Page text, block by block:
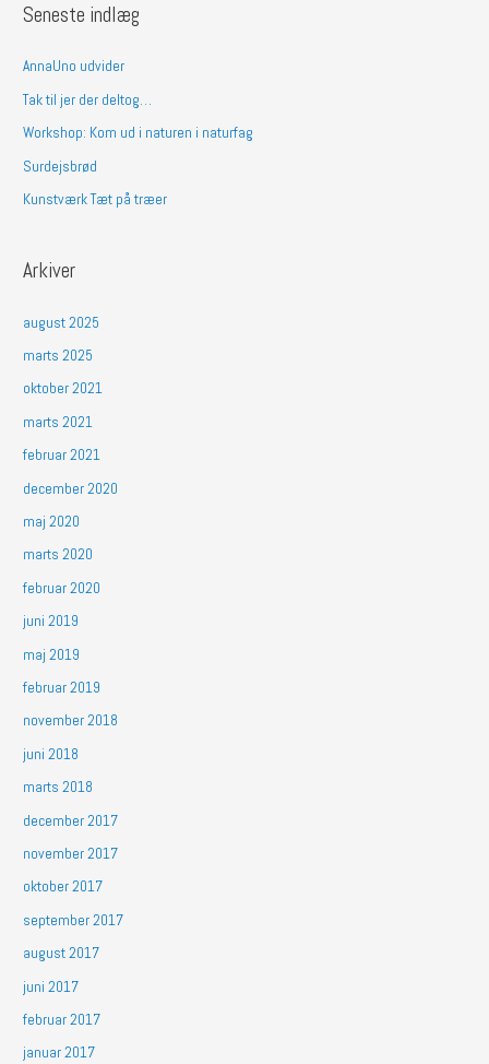
e
f
:
Seneste indlæg
AnnaUno udvider
Tak til jer der deltog…
Workshop: Kom ud i naturen i naturfag
Surdejsbrød
Kunstværk Tæt på træer
Arkiver
august 2025
marts 2025
oktober 2021
marts 2021
februar 2021
december 2020
maj 2020
marts 2020
februar 2020
juni 2019
maj 2019
februar 2019
november 2018
juni 2018
marts 2018
december 2017
november 2017
oktober 2017
september 2017
august 2017
juni 2017
februar 2017
januar 2017